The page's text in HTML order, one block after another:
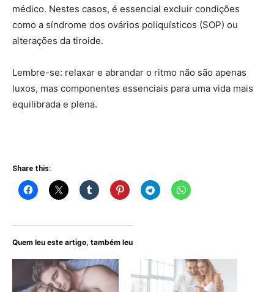
médico. Nestes casos, é essencial excluir condições
como a síndrome dos ovários poliquísticos (SOP) ou
alterações da tiroide.
Lembre-se: relaxar e abrandar o ritmo não são apenas
luxos, mas componentes essenciais para uma vida mais
equilibrada e plena.
Share this:
Quem leu este artigo, também leu